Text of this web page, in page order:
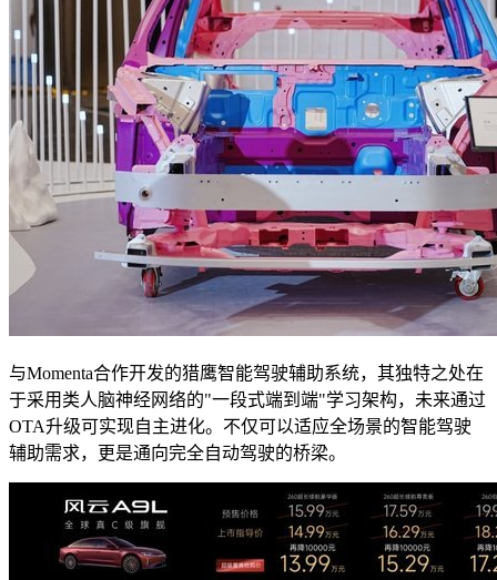
与Momenta合作开发的猎鹰智能驾驶辅助系统，其独特之处在
于采用类人脑神经网络的"一段式端到端"学习架构，未来通过
OTA升级可实现自主进化。不仅可以适应全场景的智能驾驶
辅助需求，更是通向完全自动驾驶的桥梁。